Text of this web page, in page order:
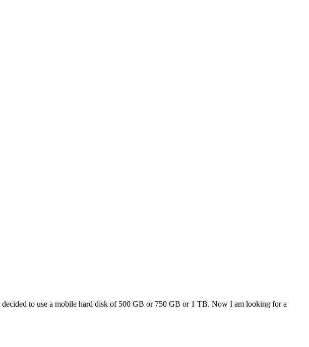
to use a mobile hard disk of 500 GB or 750 GB or 1 TB. Now I am looking for a